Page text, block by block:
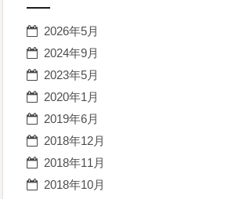
2026年5月
2024年9月
2023年5月
2020年1月
2019年6月
2018年12月
2018年11月
2018年10月